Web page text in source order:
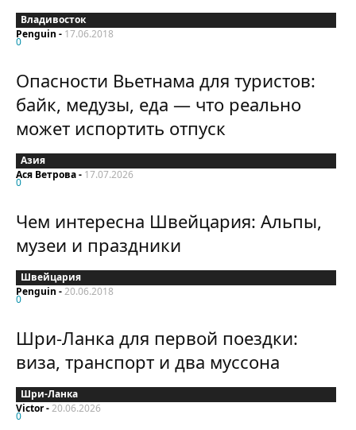
Владивосток
Penguin - 17.06.2018
0
Опасности Вьетнама для туристов:
байк, медузы, еда — что реально
может испортить отпуск
Азия
Ася Ветрова- 17.07.2026
0
Чем интересна Швейцария: Альпы,
музеи и праздники
Швейцария
Penguin -20.06.2018
0
Шри-Ланка для первой поездки:
виза, транспорт и два муссона
Шри-Ланка
Victor-20.06.2026
0